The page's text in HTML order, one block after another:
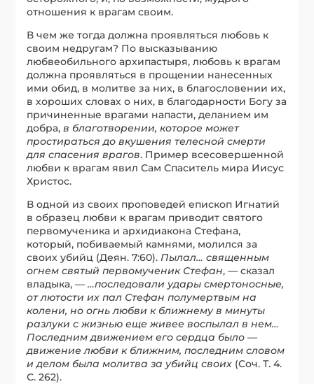
отношения к врагам своим.
В чем же тогда должна проявляться любовь к
своим недругам? По высказыванию
любвеобильного архипастыря, любовь к врагам
должна проявляться в прощении нанесенных
ими обид, в молитве за них, в благословении их,
в хороших словах о них, в благодарности Богу за
причиненные врагами напасти, деланием им
добра,в благотворении, которое может
простираться до вкушения телесной смерти
для спасения врагов. Пример всесовершенной
любви к врагам явил Сам Спаситель мира Иисус
Христос.
В одной из своих проповедей епископ Игнатий
в образец любви к врагам приводит святого
первомученика и архидиакона Стефана,
который, побиваемый камнями, молился за
своих убийц (Деян. 7:60). Пылал… священным
огнем святый первомученик Стефан, — сказал
владыка, —…последовали удары смертоносные,
от лютости их пал Стефан полумертвым на
колени, но огнь любви к ближнему в минуты
разлуки с жизнью еще живее воспылал в нем…
Последним движением его сердца было —
движение любви к ближним, последним словом
и делом была молитва за убийц своих (Соч. Т. 4.
С. 262).